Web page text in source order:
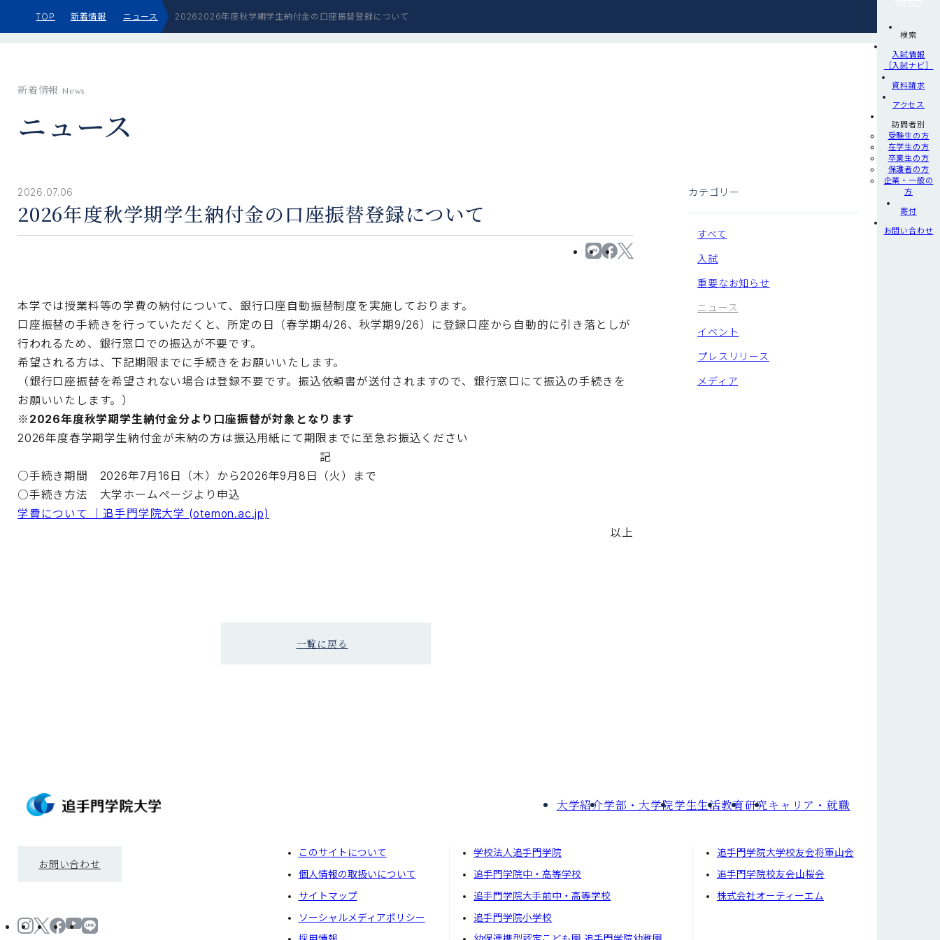
TOP 新着情報 ニュース 20262026年度秋学期学生納付金の口座振替登録について
検索
入試情報
［入試ナビ］
資料請求
アクセス
訪問者別
受験生の方
在学生の方
卒業生の方
保護者の方
企業・一般の
方
寄付
お問い合わせ
新着情報News
ニュース
カテゴリー
すべて
入試
重要なお知らせ
ニュース
イベント
プレスリリース
メディア
2026年度秋学期学生納付金の口座振替登録について
2026.07.06
本学では授業料等の学費の納付について、銀行口座自動振替制度を実施しております。
口座振替の手続きを行っていただくと、所定の日（春学期4/26、秋学期9/26）に登録口座から自動的に引き落としが
行われるため、銀行窓口での振込が不要です。
希望される方は、下記期限までに手続きをお願いいたします。
（銀行口座振替を希望されない場合は登録不要です。振込依頼書が送付されますので、銀行窓口にて振込の手続きを
お願いいたします。）
※2026年度秋学期学生納付金分より口座振替が対象となります
2026年度春学期学生納付金が未納の方は振込用紙にて期限までに至急お振込ください
記
○手続き期間 2026年7月16日（木）から2026年9月8日（火）まで
○手続き方法 大学ホームページより申込
学費について ｜追手門学院大学 (otemon.ac.jp)
以上
一覧に戻る
大学紹介学部・大学院学⽣⽣活教育研究キャリア・就職
お問い合わせ
このサイトについて
個⼈情報の取扱いについて
サイトマップ
ソーシャルメディアポリシー
学校法人追手門学院
追手門学院中・高等学校
追手門学院大手前中・高等学校
追手門学院小学校
追手門学院大学校友会将軍山会
追手門学院校友会山桜会
株式会社オーティーエム